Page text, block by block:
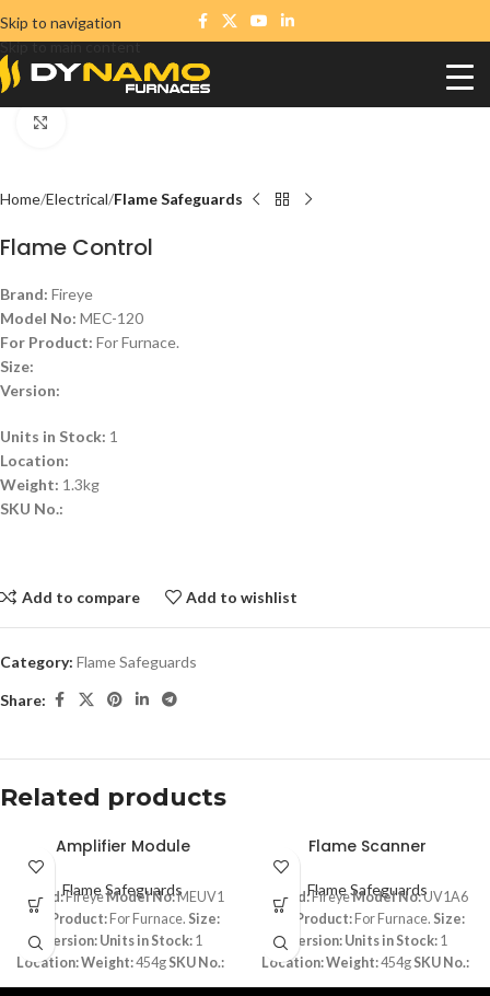
Skip to navigation
Skip to main content
Home Electrical Flame Safeguards
Flame Control
Brand: Fireye
Model No: MEC-120
For Product: For Furnace.
Size:
Version:
Units in Stock: 1
Location:
Weight: 1.3kg
SKU No.:
Add to compare Add to wishlist
Category: Flame Safeguards
Share:
Related products
Amplifier Module
Flame Safeguards
Brand: FireyeModel No:MEUV1
For Product:For Furnace. Size:
Version: Units in Stock: 1
Location:Weight:454g SKU No.:
Flame Scanner
Flame Safeguards
Brand: FireyeModel No:UV1A6
For Product:For Furnace. Size:
Version: Units in Stock: 1
Location:Weight:454g SKU No.: